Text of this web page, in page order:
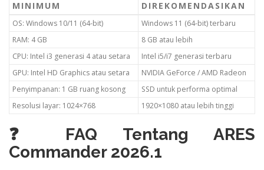
MINIMUM DIREKOMENDASIKAN
OS: Windows 10/11 (64-bit)
Windows 11 (64-bit) terbaru
RAM: 4 GB
8 GB atau lebih
CPU: Intel i3 generasi 4 atau setara
Intel i5/i7 generasi terbaru
GPU: Intel HD Graphics atau setara
NVIDIA GeForce / AMD Radeon
Penyimpanan: 1 GB ruang kosong
SSD untuk performa optimal
Resolusi layar: 1024×768
1920×1080 atau lebih tinggi
❓ FAQ Tentang ARES
Commander 2026.1